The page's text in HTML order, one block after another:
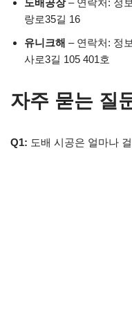
도배공장– 연락처: 정
랑로35길 16
유니크해 – 연락처: 정
사로3길 105 401호
자주 묻는 질
Q1: 도배 시공은 얼마나